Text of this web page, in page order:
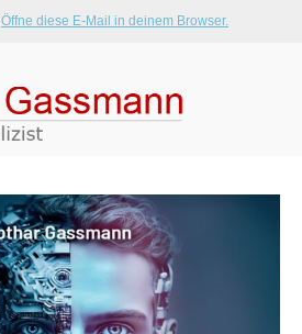
Öffne diese E-Mail in deinem Browser.